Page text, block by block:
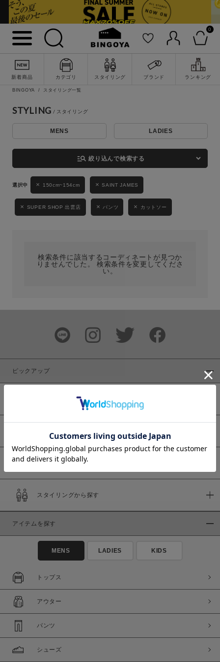
0
新着商品 カテゴリ スタイリング ブランド ランキング
詳細検索
キーワード
性別
MENS LADIES
ブランド
商品タイプ
通常商品
セール価格
在庫
在庫あり
BINGOYA スタイリング一覧
STYLING
MENS LADIES
manage_search 絞り込んで検索する
150cm~154cm SAINT JAMES
SUPER SHOP 出雲店 パンツ カットソー
検索条件に該当するコーディネートが見つか
りませんでした。 検索条件を変更してくださ
い。
ピックアップ
予約商品
スタイリングから探す
アイテムを探す
MENS LADIES KIDS
トップス
アウター
パンツ
シューズ